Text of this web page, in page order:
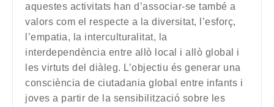
aquestes activitats han d’associar-se també a
valors com el respecte a la diversitat, l’esforç,
l’empatia, la interculturalitat, la
interdependència entre allò local i allò global i
les virtuts del diàleg. L’objectiu és generar una
consciència de ciutadania global entre infants i
joves a partir de la sensibilització sobre les